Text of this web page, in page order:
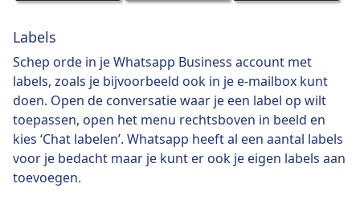
Labels
Schep orde in je Whatsapp Business account met
labels, zoals je bijvoorbeeld ook in je e-mailbox kunt
doen. Open de conversatie waar je een label op wilt
toepassen, open het menu rechtsboven in beeld en
kies ‘Chat labelen’. Whatsapp heeft al een aantal labels
voor je bedacht maar je kunt er ook je eigen labels aan
toevoegen.